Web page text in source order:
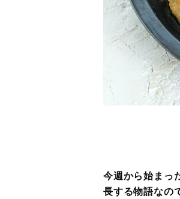
今週から始まっ
長する物語なの